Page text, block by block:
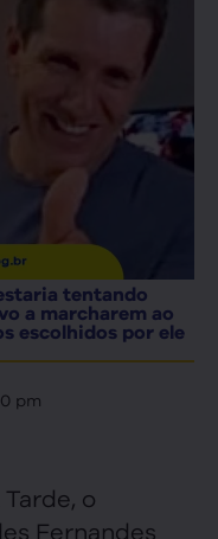
tentando
a marcharem ao
escolhidos por ele
pm
o
Fernandes